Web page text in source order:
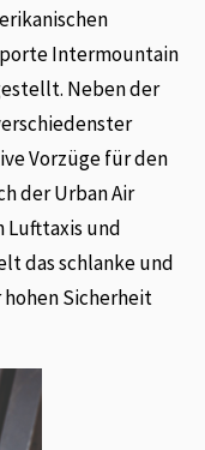
Intermountain
Neben der
Vorzüge für den
der Urban Air
Lufttaxis und
das schlanke und
Sicherheit